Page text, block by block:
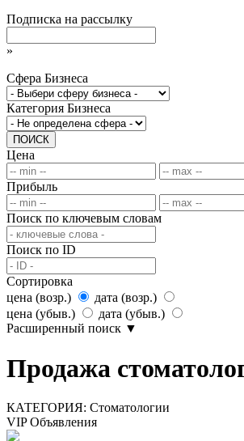
Подписка на рассылку
»
Сфера Бизнеса
Категория Бизнеса
ПОИСК
Цена
Прибыль
Поиск по ключевым словам
Поиск по ID
Сортировка
цена (возр.)
дата (возр.)
цена (убыв.)
дата (убыв.)
Расширенный поиск ▼
Продажа
КАТЕГОРИЯ: Стоматологии
VIP Объявления